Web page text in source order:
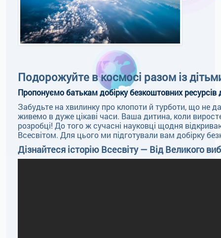
Подорожуйте в космосі разом із
Пропонуємо батькам добірку безкоштовних
Забудьте на хвилинку про клопоти й турботи, що не
живемо в дуже цікаві часи. Ваша дитина, коли
розробці! До того ж сучасні науковці щодня
Всесвітом. Для цього ми підготували вам добірку
Дізнайтеся історію Всесвіту — Від Великого